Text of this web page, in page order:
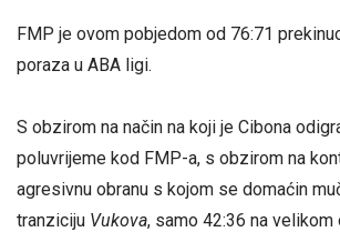
FMP je ovom pobjedom od 76:71
poraza u ABA ligi.
S obzirom na način na koji je Cibona
poluvrijeme kod FMP-a, s obzirom na
agresivnu obranu s kojom se domaćin
tranziciju Vukova, samo 42:36 na velikom